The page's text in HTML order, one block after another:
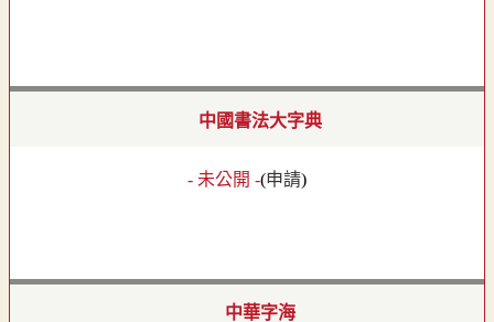
中國書法大字典
- 未公開 -(申請)
中華字海